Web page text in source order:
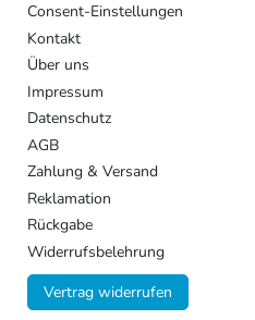
Consent-Einstellungen
Kontakt
Über uns
Impressum
Datenschutz
AGB
Zahlung & Versand
Reklamation
Rückgabe
Widerrufsbelehrung
Vertrag widerrufen